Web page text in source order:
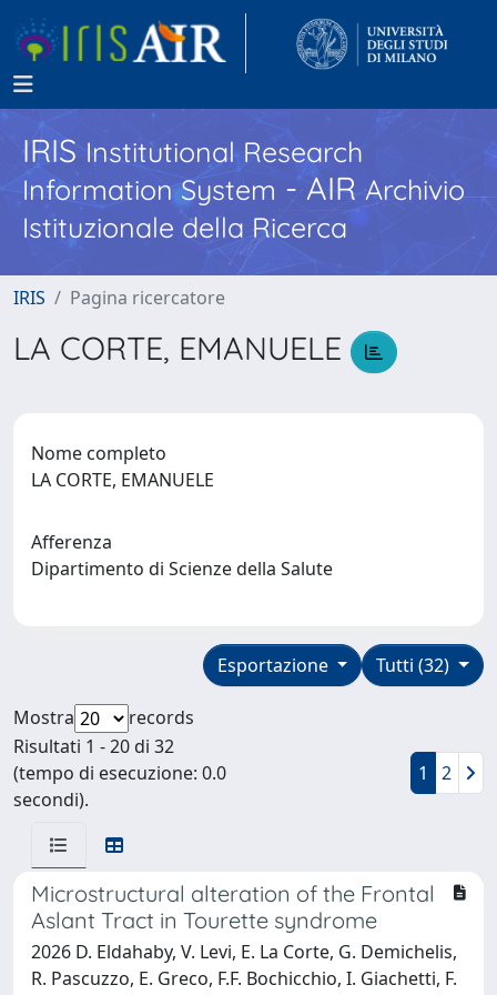
IRISInstitutional Research
Information System - AIR Archivio
Istituzionale della Ricerca
IRIS Pagina ricercatore
LA CORTE, EMANUELE
Nome completo
LA CORTE, EMANUELE
Afferenza
Dipartimento di Scienze della Salute
Tutti (32)
Esportazione
Mostra
records
Risultati 1 - 20 di 32
(tempo di esecuzione: 0.0
secondi).
1 2
Microstructural alteration of the Frontal
Aslant Tract in Tourette syndrome
2026 D. Eldahaby, V. Levi, E. La Corte, G. Demichelis,
R. Pascuzzo, E. Greco, F.F. Bochicchio, I. Giachetti, F.